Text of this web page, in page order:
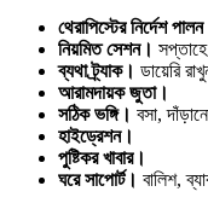
থেরাপিস্টের নির্দেশ
নিয়মিত সেশন।
ব্যথা ট্র্যাক। ডায়েরি
আরামদায়ক জুতা।
সঠিক ভঙ্গি। বসা,
হাইড্রেশন।
পুষ্টিকর খাবার।
ঘরে সাপোর্ট। বালিশ,